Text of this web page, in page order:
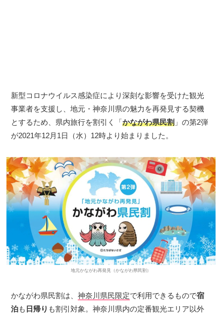
新型コロナウイルス感染症により深刻な影響を受けた観光
事業者を支援し、地元・神奈川県の魅力を再発見する契機
とするため、県内旅行を割引く「かながわ県民割 」の第2弾
が2021年12月1日（水）12時より始まりました。
地元かながわ再発見（かながわ県民割）
かながわ県民割は、神奈川県民限定で利用できるもので宿
泊も 日帰り も割引対象。神奈川県内の定番観光エリア以外